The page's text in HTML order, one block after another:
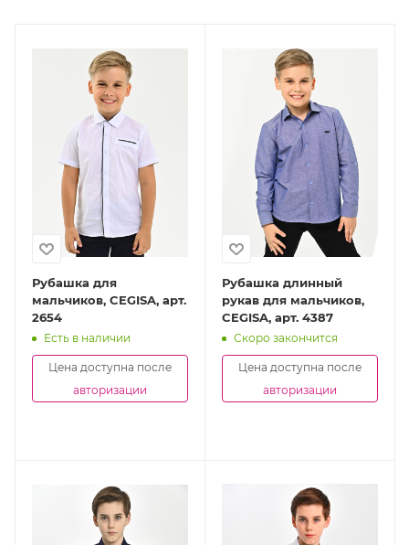
Рубашка для
мальчиков, CEGISA, арт.
2654
Есть в наличии
Цена доступна после
авторизации
Рубашка длинный
рукав для мальчиков,
CEGISA, арт. 4387
Скоро закончится
Цена доступна после
авторизации